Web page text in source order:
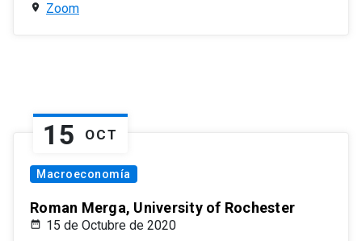
Zoom
15 OCT
Macroeconomía
Roman Merga, University of Rochester
15 de Octubre de 2020